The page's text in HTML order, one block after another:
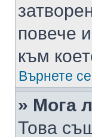
повече
към
Върнете
» Мога
Това